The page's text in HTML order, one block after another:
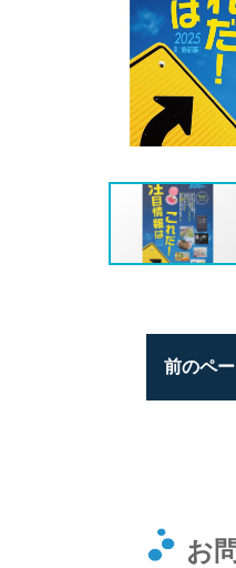
PSJ
PSJ SEPARATE TYPE
導入ギャラリー
ホテル・旅館・宿泊施設
店舗・サロン・クリニック
前のペ
お